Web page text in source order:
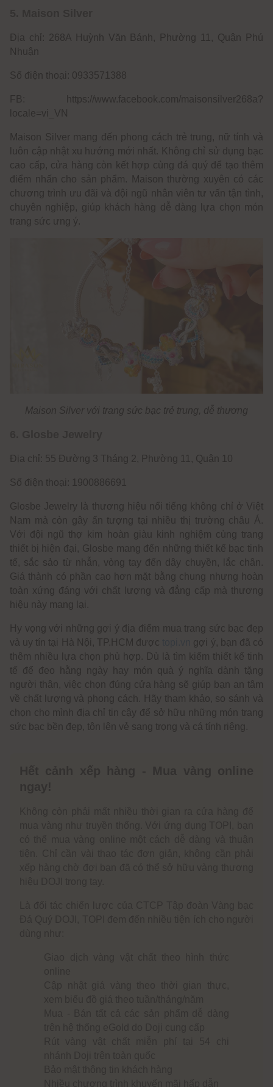
Địa chỉ: 268A Huỳnh Văn Bánh, Phường 11, Quận Phú
Nhuận
Số điện thoại: 0933571388
FB: https://www.facebook.com/maisonsilver268a?
locale=vi_VN
Maison Silver mang đến phong cách trẻ trung, nữ tính và
luôn cập nhật xu hướng mới nhất. Không chỉ sử dụng bạc
cao cấp, cửa hàng còn kết hợp cùng đá quý để tạo thêm
điểm nhấn cho sản phẩm. Maison thường xuyên có các
chương trình ưu đãi và đội ngũ nhân viên tư vấn tận tình,
chuyên nghiệp, giúp khách hàng dễ dàng lựa chọn món
trang sức ưng ý.
Maison Silver với trang sức bạc trẻ trung, dễ thương
Địa chỉ: 55 Đường 3 Tháng 2, Phường 11, Quận 10
Số điện thoại: 1900886691
Glosbe Jewelry là thương hiệu nổi tiếng không chỉ ở Việt
Nam mà còn gây ấn tượng tại nhiều thị trường châu Á.
Với đội ngũ thợ kim hoàn giàu kinh nghiệm cùng trang
thiết bị hiện đại, Glosbe mang đến những thiết kế bạc tinh
tế, sắc sảo từ nhẫn, vòng tay đến dây chuyền, lắc chân.
Giá thành có phần cao hơn mặt bằng chung nhưng hoàn
toàn xứng đáng với chất lượng và đẳng cấp mà thương
hiệu này mang lại.
Hy vọng với những gợi ý địa điểm mua trang sức bạc đẹp
và uy tín tại Hà Nội, TP.HCM được
gợi ý, bạn đã có
thêm nhiều lựa chọn phù hợp. Dù là tìm kiếm thiết kế tinh
tế để đeo hằng ngày hay món quà ý nghĩa dành tặng
người thân, việc chọn đúng cửa hàng sẽ giúp bạn an tâm
về chất lượng và phong cách. Hãy tham khảo, so sánh và
chọn cho mình địa chỉ tin cậy để sở hữu những món trang
sức bạc bền đẹp, tôn lên vẻ sang trọng và cá tính riêng.